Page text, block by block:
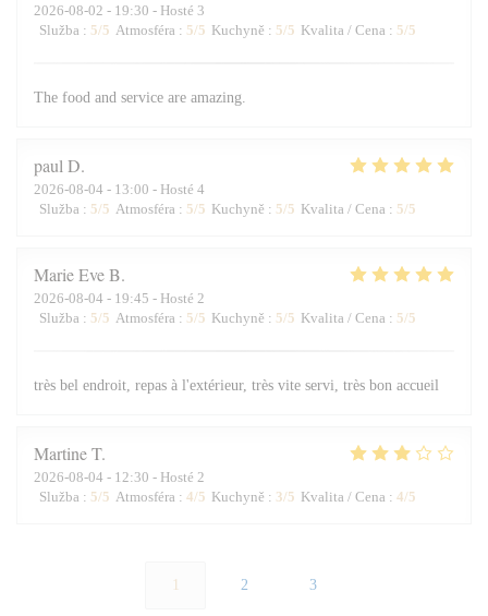
2026-08-02 - 19:30 - Hosté 3
Služba : 5/5 Atmosféra : 5/5 Kuchyně : 5/5 Kvalita / Cena : 5/5
The food and service are amazing.
paulD
2026-08-04 - 13:00 - Hosté 4
Služba : 5/5 Atmosféra : 5/5 Kuchyně : 5/5 Kvalita / Cena : 5/5
Marie EveB
2026-08-04 - 19:45 - Hosté 2
Služba : 5/5 Atmosféra : 5/5 Kuchyně : 5/5 Kvalita / Cena : 5/5
très bel endroit, repas à l'extérieur, très vite servi, très bon accueil
MartineT
2026-08-04 - 12:30 - Hosté 2
Služba : 5/5 Atmosféra : 4/5 Kuchyně : 3/5 Kvalita / Cena : 4/5
2 3